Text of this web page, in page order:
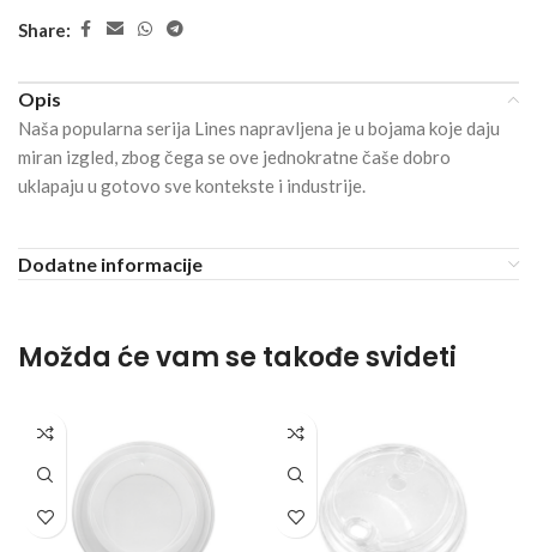
Share:
Opis
Naša popularna serija Lines napravljena je u bojama koje daju
miran izgled, zbog čega se ove jednokratne čaše dobro
uklapaju u gotovo sve kontekste i industrije.
Dodatne informacije
Možda će vam se takođe svideti